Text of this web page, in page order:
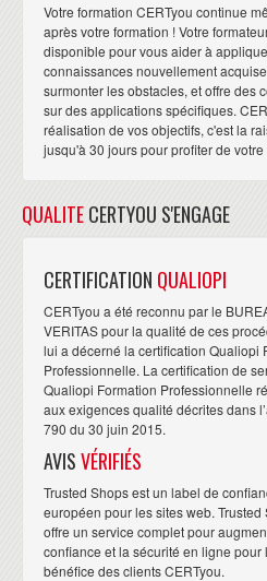
Votre formation CERTyou continue
après votre formation ! Votre
disponible pour vous aider à
connaissances nouvellement
surmonter les obstacles, et offre des
sur des applications spécifiques.
réalisation de vos objectifs, c'est la
jusqu'à 30 jours pour profiter de
QUALITECERTYOU S'ENGAGE
CERTIFICATION QUALIOPI
CERTyou a été reconnu par le
VERITAS pour la qualité de ces
lui a décerné la certification Qualiopi
Professionnelle. La certification de
Qualiopi Formation Professionnelle
aux exigences qualité décrites dans
790 du 30 juin 2015.
AVISVÉRIFIÉS
Trusted Shops est un label de
européen pour les sites web. Trusted
offre un service complet pour
confiance et la sécurité en ligne pour
bénéfice des clients CERTyou.